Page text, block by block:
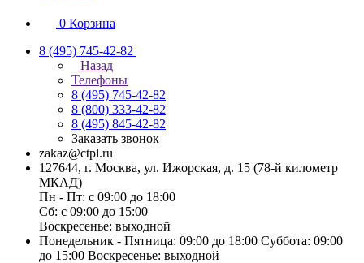
0 Корзина
8 (495) 745-42-82
Назад
Телефоны
8 (495) 745-42-82
8 (800) 333-42-82
8 (495) 845-42-82
Заказать звонок
zakaz@ctpl.ru
127644, г. Москва, ул. Ижорская, д. 15 (78-й километр
МКАД)
Пн - Пт: с 09:00 до 18:00
Сб: с 09:00 до 15:00
Воскресенье: выходной
Понедельник - Пятница: 09:00 до 18:00 Суббота: 09:00
до 15:00 Воскресенье: выходной